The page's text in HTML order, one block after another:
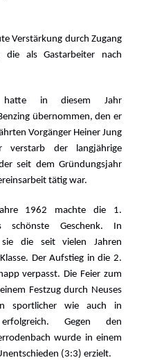
Verstärkung durch Zugang
als Gastarbeiter nach
hatte in diesem Jahr
übernommen, den er
Vorgänger Heiner Jung
verstarb der langjährige
seit dem Gründungsjahr
tätig war.
1962 machte die 1.
schönste Geschenk. In
sie die seit vielen Jahren
Der Aufstieg in die 2.
verpasst. Die Feier zum
Festzug durch Neuses
sportlicher wie auch in
Gegen den
wurde in einem
(3:3) erzielt.